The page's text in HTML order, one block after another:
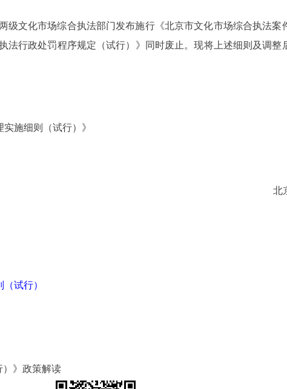
级文化市场综合执法部门发布施行《北京市文化市场综合执法案
法行政处罚程序规定（试行）》同时废止。现将上述细则及调整
施细则（试行）》
北
试行）
）》政策解读